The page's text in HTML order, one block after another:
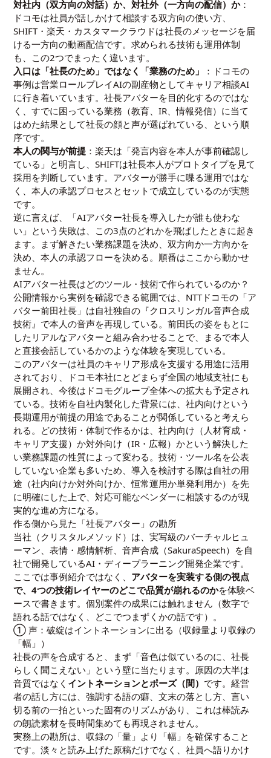
対社内（双方向の対話）か、対社外（一方向の配信）か：
ドコモは社員が話しかけて相談する双方向の使い方、
SHIFT・楽天・カスタマークラウドは社長のメッセージを届
ける一方向の動画配信です。求められる技術も運用体制
も、この2つでまったく違います。
入口は「社長のため」ではなく「業務のため」
：ドコモの
事例は営業ロールプレイAIの副産物としてキャリア相談AI
に行き着いています。社長アバターを目的化するのではな
く、すでに困っている業務（教育、IR、情報発信）に当て
はめた結果として社長の顔と声が選ばれている、という順
序です。
本人の関与が前提 ：楽天は「発言内容を本人が事前確認し
ている」と明言し、SHIFTは社長本人がプロトタイプを見て
採用を判断しています。アバターが勝手に喋る運用ではな
く、本人の承認プロセスとセットで成立しているのが実態
です。
逆に言えば、「AIアバター社長を導入したが誰も使わな
い」という失敗は、この3点のどれかを飛ばしたときに起き
ます。まず解きたい業務課題を決め、双方向か一方向かを
決め、本人の承認フローを決める。順番はここから動かせ
ません。
AIアバター社長はどのツール・技術で作られているのか？
公開情報から実例を確認できる範囲では、NTTドコモの「ア
バター前田社長」は自社独自の『クロスリンガル音声合成
技術』で本人の音声を再現している。前田氏の姿をもとに
したリアルなアバターと組み合わせることで、まるで本人
と直接会話しているかのような体験を実現している。
このアバターは社員のキャリア形成を支援する用途に活用
されており、ドコモ本社にとどまらず全国の地域支社にも
展開され、今後はドコモグループ全体への拡大も予定され
ている。技術を自社内製化した背景には、社内向けという
長期運用が前提の用途であることが関係していると考えら
れる。どの技術・体制で作るかは、社内向け（人材育成・
キャリア支援）か対外向け（IR・広報）かという解決した
い業務課題の性質によって変わる。技術・ツール名を公表
していない企業も多いため、導入を検討する際は自社の用
途（社内向けか対外向けか、恒常運用か単発利用か）を先
に明確にした上で、対応可能なベンダーに相談するのが現
実的な進め方になる。
作る側から見た「社長アバター」の勘所
当社（クリスタルメソッド）は、実写級のバーチャルヒュ
ーマン、表情・感情解析、音声合成（SakuraSpeech）を自
社で開発しているAI・ディープラーニング開発企業です。
ここでは事例紹介ではなく、 アバターを実装する側の視点
で、4つの技術レイヤーのどこで品質が崩れるのかを体験ベ
ースで書きます。個別案件の成果には触れません（数字で
語れる話ではなく、どこでつまずくかの話です）。
① 声：破綻はイントネーションに出る（収録量より収録の
「幅」）
社長の声を合成すると、まず「音色は似ているのに、社長
らしく聞こえない」という壁に当たります。原因の大半は
音質ではなく イントネーションとポーズ（間） です。経営
者の話し方には、強調する語の癖、文末の落とし方、言い
切る前の一拍といった固有のリズムがあり、これは棒読み
の朗読素材を長時間集めても再現されません。
実務上の勘所は、収録の「量」より「幅」を確保すること
です。淡々と読み上げた原稿だけでなく、社員へ語りかけ